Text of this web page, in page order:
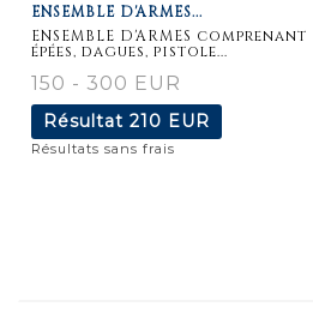
détaillée
ENSEMBLE D'ARMES...
ENSEMBLE D'ARMES comprenant
épées, dagues, pistole...
150 - 300 EUR
Résultat 210 EUR
Résultats sans frais